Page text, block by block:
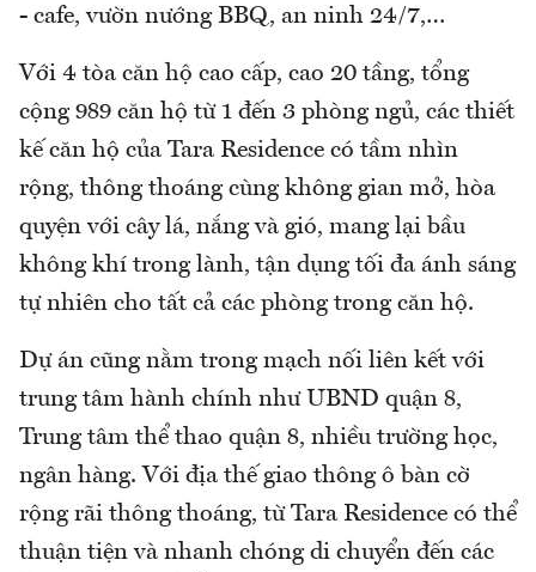
- cafe, vườn nướng BBQ, an ninh 24/7,…
Với 4 tòa căn hộ cao cấp, cao 20 tầng, tổng
cộng 989 căn hộ từ 1 đến 3 phòng ngủ, các thiết
kế căn hộ của Tara Residence có tầm nhìn
rộng, thông thoáng cùng không gian mở, hòa
quyện với cây lá, nắng và gió, mang lại bầu
không khí trong lành, tận dụng tối đa ánh sáng
tự nhiên cho tất cả các phòng trong căn hộ.
Dự án cũng nằm trong mạch nối liên kết với
trung tâm hành chính như UBND quận 8,
Trung tâm thể thao quận 8, nhiều trường học,
ngân hàng. Với địa thế giao thông ô bàn cờ
rộng rãi thông thoáng, từ Tara Residence có thể
thuận tiện và nhanh chóng di chuyển đến các